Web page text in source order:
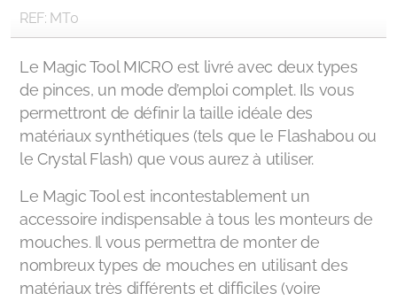
REF: MT0
Le Magic Tool MICRO est livré avec deux types
de pinces, un mode d’emploi complet. Ils vous
permettront de définir la taille idéale des
matériaux synthétiques (tels que le Flashabou ou
le Crystal Flash) que vous aurez à utiliser.
Le Magic Tool est incontestablement un
accessoire indispensable à tous les monteurs de
mouches. Il vous permettra de monter de
nombreux types de mouches en utilisant des
matériaux très différents et difficiles (voire